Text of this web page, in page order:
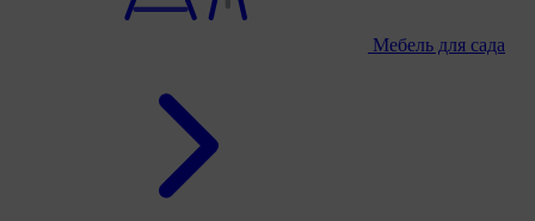
Мебель для сада